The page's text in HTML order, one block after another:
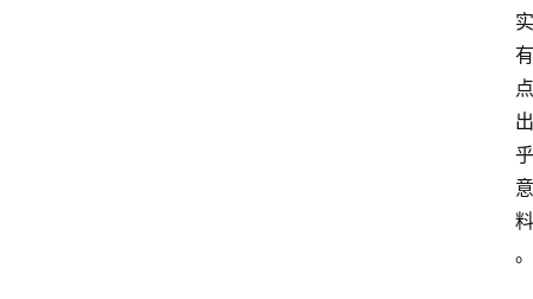
实
有
点
出
乎
意
料
。